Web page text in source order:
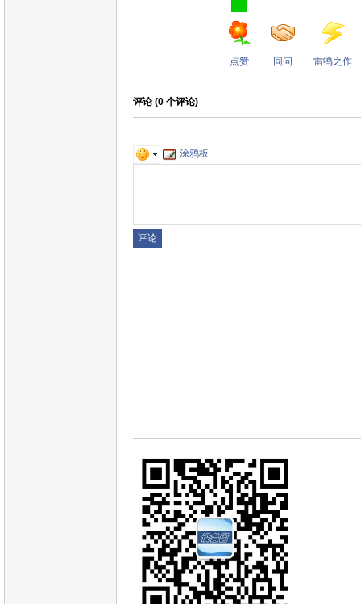
点赞 同问 雷鸣之作
评论 (0 个评论)
涂鸦板